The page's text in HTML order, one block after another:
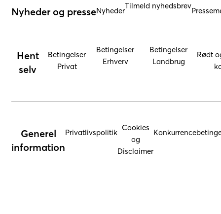
Nyheder og presseNyheder
Tilmeld nyhedsbrev
Hent
selv
Betingelser
Privat
Betingelser
Erhverv
Betingelser
Landbrug
Rødt
Generel
information
Privatlivspolitik
Cookies
og
Disclaimer